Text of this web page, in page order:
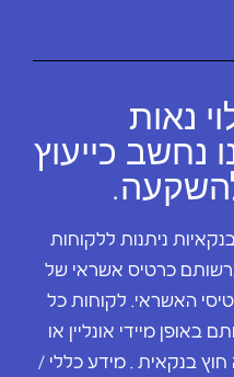
נאות
נחשב כייעוץ
ניתנות ללקוחות
גיל 18, שיש ברשותם כרטיס אשראי של
האשראי. לקוחות כל
באופן מיידי אונליין או
בנקאית . מידע כללי /